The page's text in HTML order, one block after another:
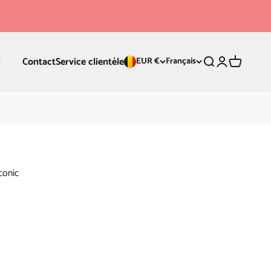
ContactService clientèle EUR € Français Recherche
Connexion
Panier